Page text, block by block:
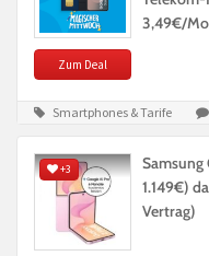
Zum Deal
3,49€/
Smartphones & Tarife
+3
1.149€)
Vertrag)